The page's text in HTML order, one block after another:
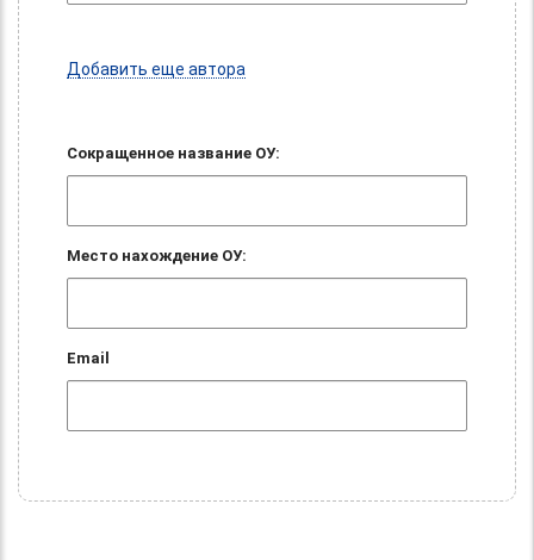
Добавить еще автора
Сокращенное название ОУ:
Место нахождение ОУ:
Email